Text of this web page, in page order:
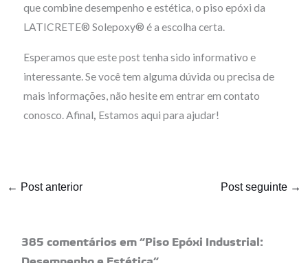
que combine desempenho e estética, o piso epóxi da
LATICRETE® Solepoxy® é a escolha certa.
Esperamos que este post tenha sido informativo e
interessante. Se você tem alguma dúvida ou precisa de
mais informações, não hesite em entrar em contato
conosco. Afinal, Estamos aqui para ajudar!
← Post anterior Post seguinte →
385 comentários em “Piso Epóxi Industrial: